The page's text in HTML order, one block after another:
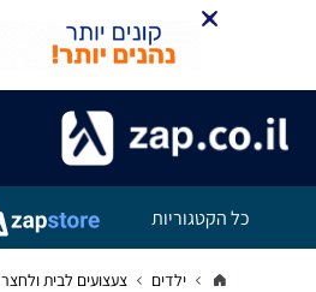
כל הקטגוריות
ילדים צעצועים לבית ולחצר